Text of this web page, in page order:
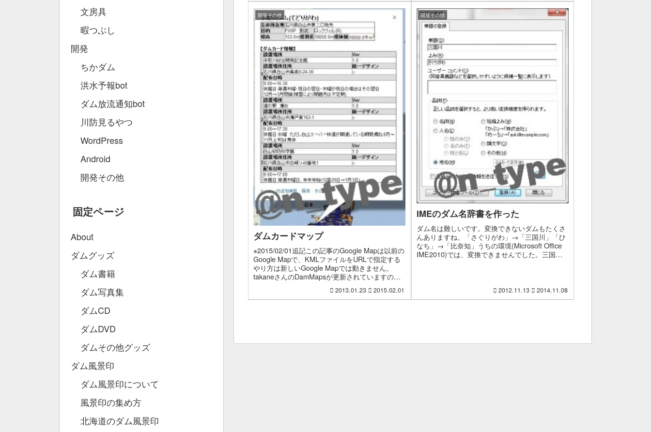
開発その他
ダムカードマップ
※2015/02/01追記この記事のGoogle Mapは以前の
Google Mapで、KMLファイルをURLで指定する
やり方は新しいGoogle Mapでは動きません。
takaneさんのDamMapsが更新されていますの
2013.01.23 2015.02.01
開発その他
IMEのダム名辞書を作った
ダム名は難しいです。変換できないダムもたくさ
んありますね。「さぐりがわ」→「三国川」「ひ
なち」→「比奈知」うちの環境(Microsoft Office
IME2010)では、変換できませんでした。三国川
2012.11.13 2014.11.08
文房具
暇つぶし
開発
ちかダム
洪水予報bot
ダム放流通知bot
川防見るやつ
WordPress
Android
開発その他
固定ページ
About
ダムグッズ
ダム書籍
ダム写真集
ダムCD
ダムDVD
ダムその他グッズ
ダム風景印
ダム風景印について
風景印の集め方
北海道のダム風景印